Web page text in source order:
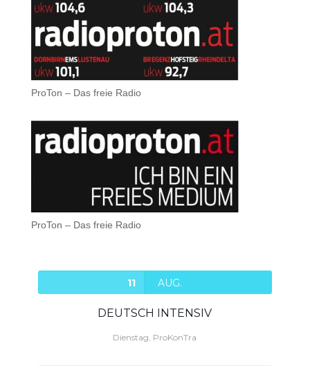
ProTon – Das freie Radio
ProTon – Das freie Radio
11 AUG.
DEUTSCH INTENSIV
Dienstag, ProKonTra